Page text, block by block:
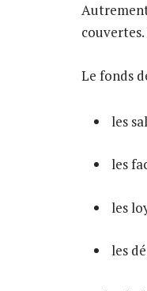
Le fonds
les
les
les
les